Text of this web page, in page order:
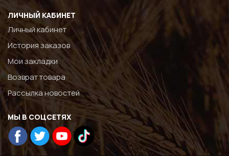
ЛИЧНЫЙ КАБИНЕТ
Личный кабинет
История заказов
Мои закладки
Возврат товара
Рассылка новостей
МЫ В СОЦСЕТЯХ